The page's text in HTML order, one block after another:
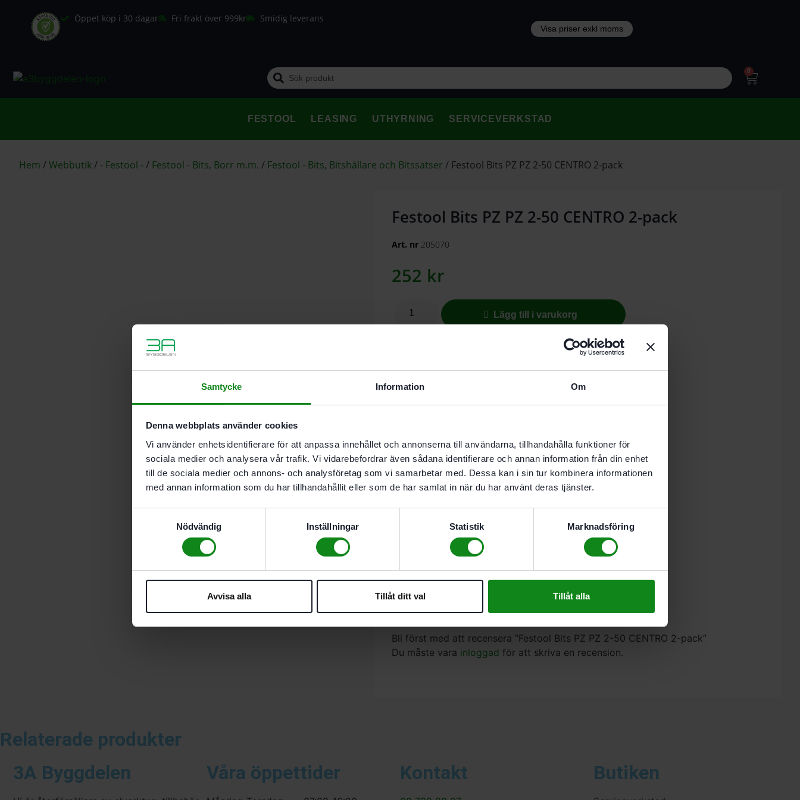
Samtycke Information Om
Denna webbplats använder cookies
Vi använder enhetsidentifierare för att anpassa innehållet och annonserna till användarna, tillhandahålla funktioner för
sociala medier och analysera vår trafik. Vi vidarebefordrar även sådana identifierare och annan information från din enhet
till de sociala medier och annons- och analysföretag som vi samarbetar med. Dessa kan i sin tur kombinera informationen
med annan information som du har tillhandahållit eller som de har samlat in när du har använt deras tjänster.
Nödvändig
Inställningar Statistik Marknadsföring
Avvisa alla Tillåt ditt val Tillåt alla
Öppet köp i 30 dagar Fri frakt över 999kr Smidig leverans
0
FESTOOL LEASING UTHYRNING SERVICEVERKSTAD
Hem /Webbutik/ - Festool -/ Festool - Bits, Borr m.m. / Festool - Bits, Bitshållare och Bitssatser / Festool Bits PZ PZ 2-50 CENTRO 2-pack
Festool Bits PZ PZ 2-50 CENTRO 2-pack
Art. nr 205070
252 kr
Lägg till i varukorg
Beskrivning
Egenskaper
Montering av möbler och kök
Montage av beslag. bakstycken. lister
Montage av dörrar och fönster
Skruvning i trä. metall och plast
Staket. spaljéer. carports. skärmtak
Bygga bjälklag
Storlek PZ 2
Längd 50 mm
Det finns inga recensioner än.
Bli först med att recensera ”Festool Bits PZ PZ 2-50 CENTRO 2-pack”
Du måste vara inloggad för att skriva en recension.
Relaterade produkter
3A Byggdelen
Våra öppettider Kontakt Butiken